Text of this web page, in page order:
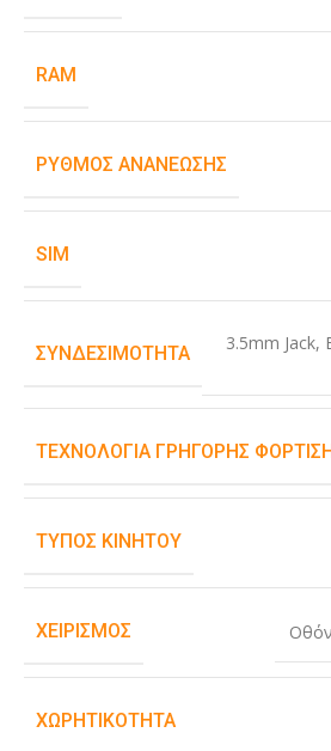
RAM
ΡΥΘΜΌΣ ΑΝΑΝΈΩΣΗΣ
SIM
ΣΥΝΔΕΣΙΜΌΤΗΤΑ 3.5mm Jack,
ΤΕΧΝΟΛΟΓΊΑ ΓΡΉΓΟΡΗΣ
ΤΎΠΟΣ ΚΙΝΗΤΟΎ
ΧΕΙΡΙΣΜΌΣ
ΧΩΡΗΤΙΚΌΤΗΤΑ